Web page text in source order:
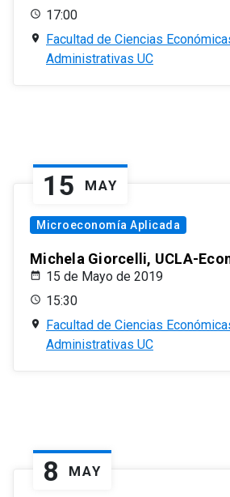
17:00
Facultad de Ciencias
Administrativas UC
15 MAY
Microeconomía Aplicada
Michela Giorcelli, UCLA-
15 de Mayo de 2019
15:30
Facultad de Ciencias
Administrativas UC
8 MAY